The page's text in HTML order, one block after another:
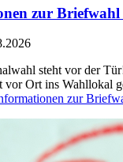
zur Briefwahl
steht vor der
vor Ort ins Wahllokal
zur